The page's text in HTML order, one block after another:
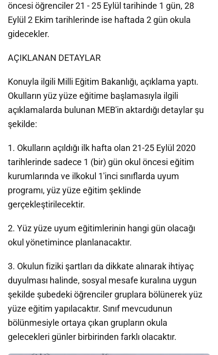
öncesi öğrenciler 21 - 25 Eylül tarihinde 1 gün, 28
Eylül 2 Ekim tarihlerinde ise haftada 2 gün okula
gidecekler.
AÇIKLANAN DETAYLAR
Konuyla ilgili Milli Eğitim Bakanlığı, açıklama yaptı.
Okulların yüz yüze eğitime başlamasıyla ilgili
açıklamalarda bulunan MEB'in aktardığı detaylar şu
şekilde:
1. Okulların açıldığı ilk hafta olan 21-25 Eylül 2020
tarihlerinde sadece 1 (bir) gün okul öncesi eğitim
kurumlarında ve ilkokul 1'inci sınıflarda uyum
programı, yüz yüze eğitim şeklinde
gerçekleştirilecektir.
2. Yüz yüze uyum eğitimlerinin hangi gün olacağı
okul yönetimince planlanacaktır.
3. Okulun fiziki şartları da dikkate alınarak ihtiyaç
duyulması halinde, sosyal mesafe kuralına uygun
şekilde şubedeki öğrenciler gruplara bölünerek yüz
yüze eğitim yapılacaktır. Sınıf mevcudunun
bölünmesiyle ortaya çıkan grupların okula
gelecekleri günler birbirinden farklı olacaktır.